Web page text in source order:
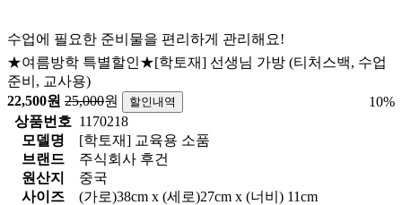
수업에 필요한 준비물을 편리하게 관리해요!
★여름방학 특별할인★[학토재] 선생님 가방 (티처스백, 수업
준비, 교사용)
22,500원 25,000원 할인내역 10%
상품번호 1170218
모델명
[학토재] 교육용 소품
브랜드
주식회사 후건
원산지
중국
사이즈
(가로)38cm x (세로)27cm x (너비) 11cm